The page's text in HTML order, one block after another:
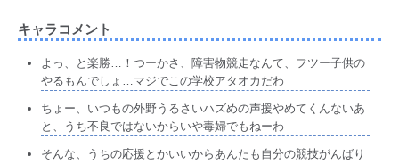
キャラコメント
よっ、と楽勝…！つーかさ、障害物競走なんて、フツー子供の
やるもんでしょ…マジでこの学校アタオカだわ
ちょー、いつもの外野うるさいハズめの声援やめてくんないあ
と、うち不良ではないからいや毒婦でもねーわ
そんな、うちの応援とかいいからあんたも自分の競技がんばり